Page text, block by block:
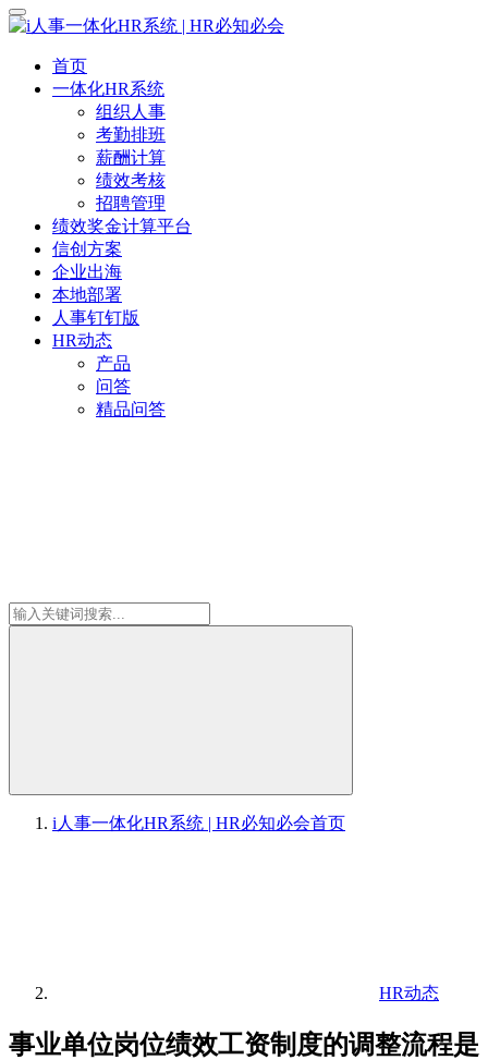
首页
一体化HR系统
组织人事
考勤排班
薪酬计算
绩效考核
招聘管理
绩效奖金计算平台
信创方案
企业出海
本地部署
人事钉钉版
HR动态
产品
问答
精品问答
i人事一体化HR系统 | HR必知必会首页
HR动态
事业单位岗位绩效工资制度的调整流程是